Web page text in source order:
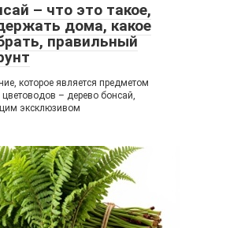
– что это такое,
дома, какое
правильный
которое является предметом
– дерево бонсай,
эксклюзивом